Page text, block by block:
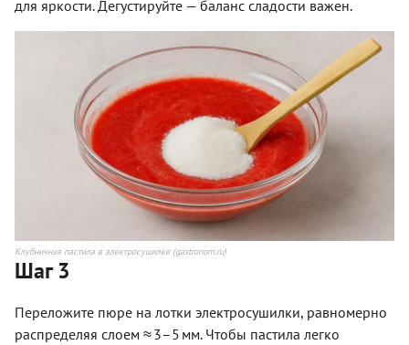
для яркости. Дегустируйте — баланс сладости важен.
Клубничная пастила в электросушилке (gastronom.ru)
Шаг 3
Переложите пюре на лотки электросушилки, равномерно
распределяя слоем ≈ 3–5 мм. Чтобы пастила легко